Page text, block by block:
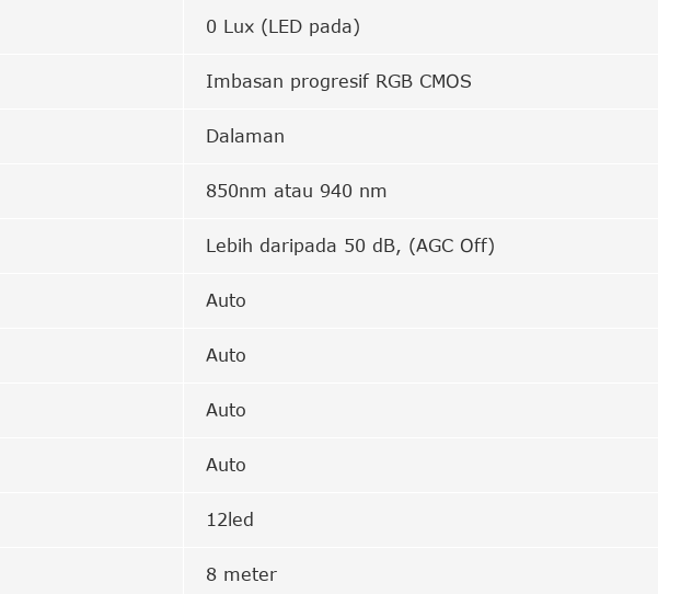
0 Lux (LED pada)
Imbasan progresif RGB CMOS
Dalaman
850nm atau 940 nm
Lebih daripada 50 dB, (AGC Off)
Auto
Auto
Auto
Auto
12led
8 meter